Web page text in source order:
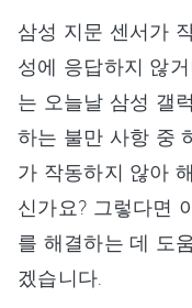
삼성 지문 센서가
성에 응답하지 않
는 오늘날 삼성 갤
하는 불만 사항 중
가 작동하지 않아
신가요? 그렇다면
를 해결하는 데 도
겠습니다.